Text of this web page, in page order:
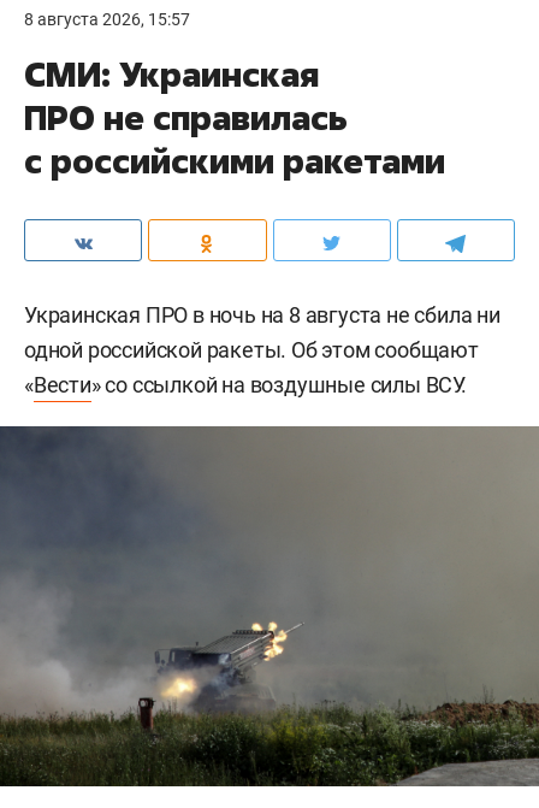
8 августа 2026, 15:57
СМИ: Украинская
ПРО не справилась
с российскими ракетами
Украинская ПРО в ночь на 8 августа не сбила ни
одной российской ракеты. Об этом сообщают
«Вести» со ссылкой на воздушные силы ВСУ.